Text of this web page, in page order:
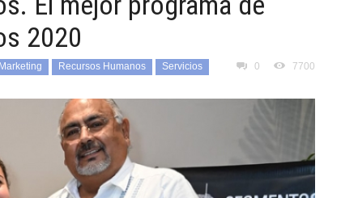
2020
Marketing Recursos Humanos Servicios 0 7700